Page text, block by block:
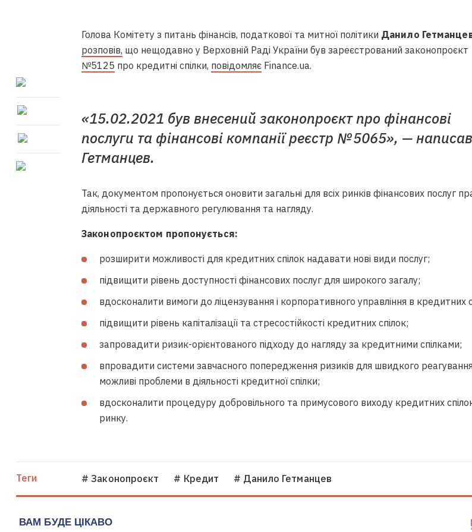
Голова Комітету з питань фінансів, податкової та митної політики Данило
розповів, що нещодавно у Верховній Раді України був зареєстрований законопроєкт
№5125 про кредитні спілки, повідомляє Finance.ua.
«15.02.2021 був внесений законопроєкт про фінансові
послуги та фінансові компанії реєстр № 5065», — написав
Гетманцев.
Так, документом пропонується оновити загальні для всіх ринків фінансових послуг
діяльності та державного регулювання та нагляду.
Законопроєктом пропонується:
розширити можливості для кредитних спілок надавати нові види послуг;
підвищити рівень доступності фінансових послуг для широкого загалу;
вдосконалити вимоги до ліцензування і корпоративного управління в кредитних
підвищити рівень капіталізації та стресостійкості кредитних спілок;
запровадити ризик-орієнтованого підходу до нагляду за кредитними спілками;
впровадити системи завчасного попередження ризиків для швидкого
можливі проблеми в діяльності кредитної спілки;
вдосконалити процедуру добровільного та примусового виходу кредитних
ринку.
Теги # Законопроєкт # Кредит # Данило Гетманцев